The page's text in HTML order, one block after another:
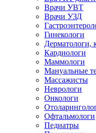
Врачи УВТ
Врачи УЗД
Гинекологи
Дерматологи,
Кардиологи
Маммологи
Мануальные
Массажисты
Неврологи
Онкологи
Офтальмологи
Педиатры